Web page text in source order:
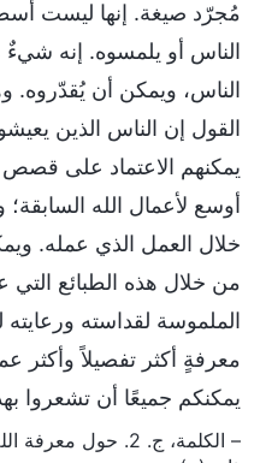
مُجرّد صيغة. إنها ليست
الناس أو يلمسوه. إنه
الناس، ويمكن أن يُقدّروه.
القول إن الناس الذين
يمكنهم الاعتماد على
أوسع لأعمال الله
خلال العمل الذي عمله.
من خلال هذه الطبائع التي
الملموسة لقداسته
معرفةٍ أكثر تفصيلاً وأكثر
يمكنكم جميعًا أن تشعروا
– الكلمة، ج. 2. حول